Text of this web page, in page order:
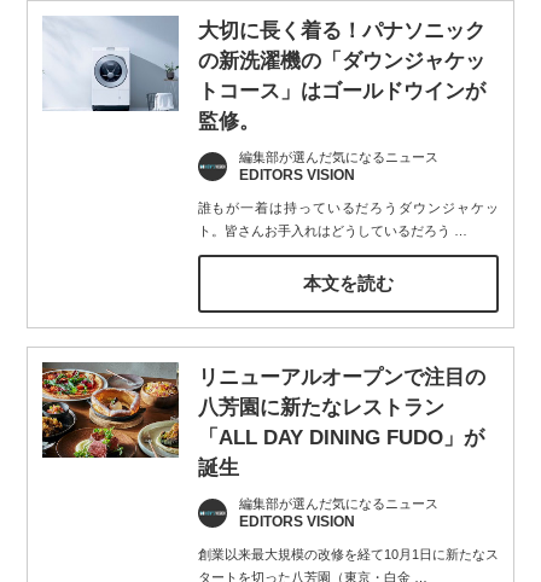
大切に長く着る！パナソニック
の新洗濯機の「ダウンジャケッ
トコース」はゴールドウインが
監修。
編集部が選んだ気になるニュース
EDITORS VISION
誰もが一着は持っているだろうダウンジャケッ
ト。皆さんお手入れはどうしているだろう
本文を読む
リニューアルオープンで注目の
八芳園に新たなレストラン
「ALL DAY DINING FUDO」が
誕生
編集部が選んだ気になるニュース
EDITORS VISION
創業以来最大規模の改修を経て10月1日に新たなス
タートを切った八芳園（東京・白金…